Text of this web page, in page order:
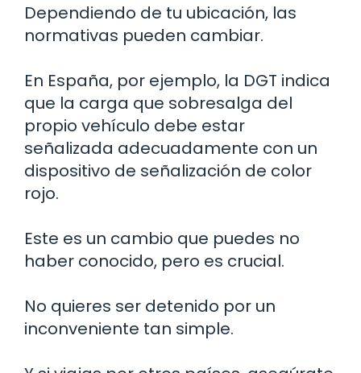
Dependiendo de tu ubicación, las
normativas pueden cambiar.
En España, por ejemplo, la DGT indica
que la carga que sobresalga del
propio vehículo debe estar
señalizada adecuadamente con un
dispositivo de señalización de color
rojo.
Este es un cambio que puedes no
haber conocido, pero es crucial.
No quieres ser detenido por un
inconveniente tan simple.